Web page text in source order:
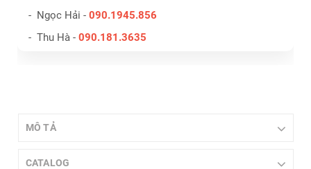
- Ngọc Hải - 090.1945.856
- Thu Hà - 090.181.3635
MÔ TẢ
CATALOG